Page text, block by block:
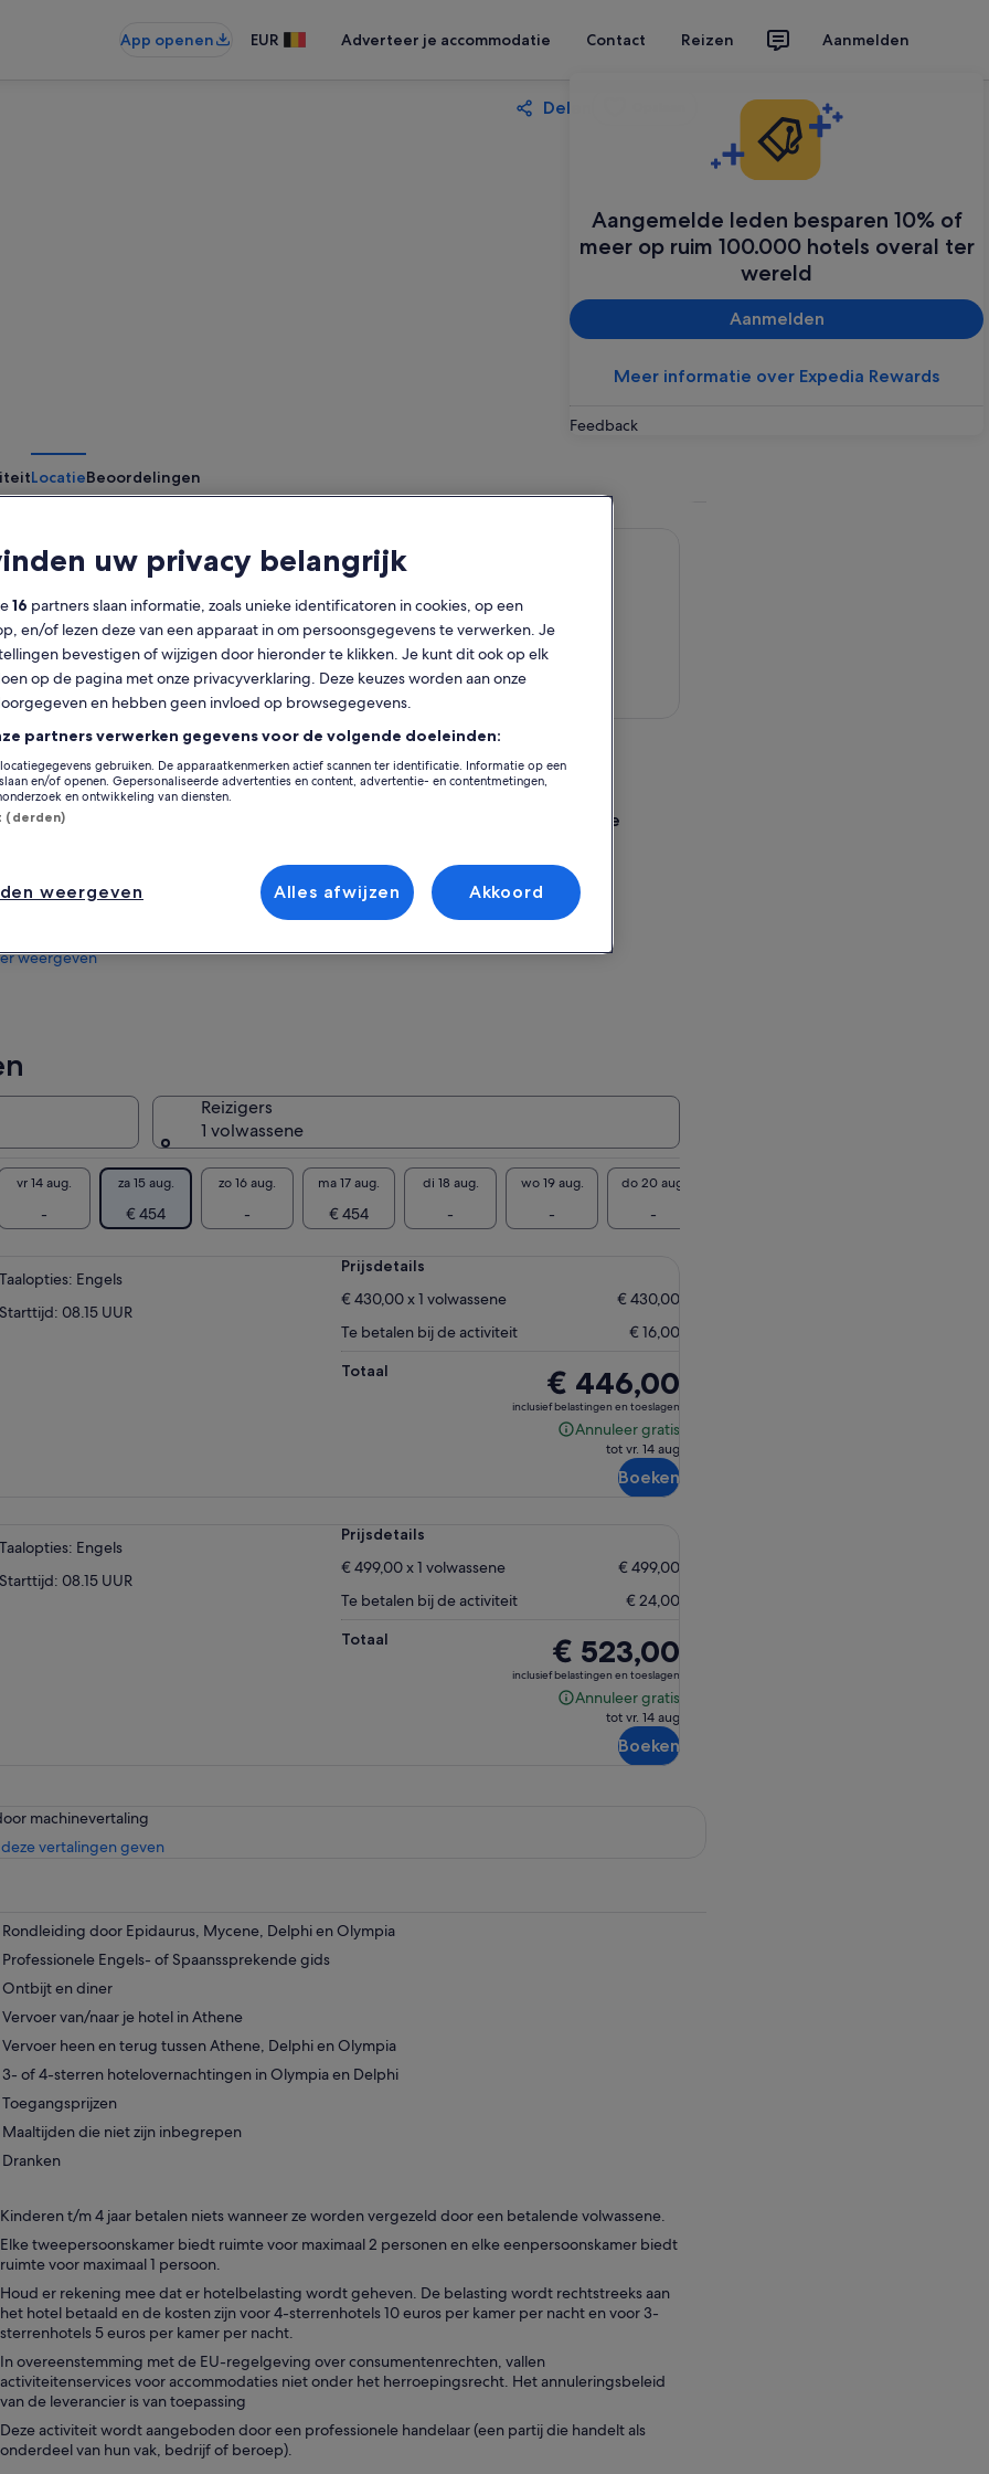
App openen EUR Adverteer je accommodatie Contact Reizen Aanmelden
Aangemelde leden besparen 10% of
meer op ruim 100.000 hotels overal ter
wereld
Aanmelden
Meer informatie over Expedia Rewards
Feedback
Delen
LocatieBeoordelingen
Gratis annulering
3 dagen
Mobiele voucher
bevestiging
Bij geselecteerde
hotels ophalen
Aantal groepen beperkt tot maximaal 25
personen
Het indrukwekkende Kanaal van Korinthe &
Epidaurus - thuisbasis van een antiek theater
dat op de UNESCO-lijst staat
Archeologische vindplaats van het oude
weergeven
Locatie van activiteit
Delphi, GRC
Verzamelpunt/inwisselingslocatie
Athens, GRC
Reizigers
1 volwassene
vr 14 aug.
-
za 15 aug.
€ 454
zo 16 aug.
-
ma 17 aug.
€ 454
di 18 aug.
-
wo 19 aug.
-
do 20 aug.
-
Taalopties: Engels
Starttijd: 08.15 UUR
Prijsdetails
€ 430,00 x 1 volwassene
€ 430,00
Te betalen bij de activiteit
€ 16,00
Totaal
De
prijs
€ 446,00
€ 446,00
inclusief belastingen en toeslagen
Annuleer gratis
Annuleer
tot vr. 14 aug
Boeken
Taalopties: Engels
Starttijd: 08.15 UUR
Prijsdetails
€ 499,00 x 1 volwassene
€ 499,00
Te betalen bij de activiteit
€ 24,00
Totaal
De
prijs
is
€ 523,00
€ 523,00
inclusief belastingen en toeslagen
Annuleer gratis
Annuleer
tot vr. 14 aug
Boeken
machinevertaling
vertalingen gevenOpent
Rondleiding door Epidaurus, Mycene, Delphi en Olympia
Professionele Engels- of Spaanssprekende gids
Ontbijt en diner
Vervoer van/naar je hotel in Athene
Vervoer heen en terug tussen Athene, Delphi en Olympia
3- of 4-sterren hotelovernachtingen in Olympia en Delphi
Toegangsprijzen
Maaltijden die niet zijn inbegrepen
Dranken
Kinderen t/m 4 jaar betalen niets wanneer ze worden vergezeld door een betalende volwassene.
Elke tweepersoonskamer biedt ruimte voor maximaal 2 personen en elke eenpersoonskamer biedt
ruimte voor maximaal 1 persoon.
Houd er rekening mee dat er hotelbelasting wordt geheven. De belasting wordt rechtstreeks aan
het hotel betaald en de kosten zijn voor 4-sterrenhotels 10 euros per kamer per nacht en voor 3-
sterrenhotels 5 euros per kamer per nacht.
In overeenstemming met de EU-regelgeving over consumentenrechten, vallen
activiteitenservices voor accommodaties niet onder het herroepingsrecht. Het annuleringsbeleid
van de leverancier is van toepassing
Deze activiteit wordt aangeboden door een professionele handelaar (een partij die handelt als
onderdeel van hun vak, bedrijf of beroep).
uw privacy belangrijk
16 partners slaan informatie, zoals unieke identificatoren in cookies, op een
en/of lezen deze van een apparaat in om persoonsgegevens te verwerken. Je
bevestigen of wijzigen door hieronder te klikken. Je kunt dit ook op elk
op de pagina met onze privacyverklaring. Deze keuzes worden aan onze
en hebben geen invloed op browsegegevens.
partners verwerken gegevens voor de volgende doeleinden:
gebruiken. De apparaatkenmerken actief scannen ter identificatie. Informatie op een
en/of openen. Gepersonaliseerde advertenties en content, advertentie- en contentmetingen,
en ontwikkeling van diensten.
(derden)
weergeven Alles afwijzen Akkoord